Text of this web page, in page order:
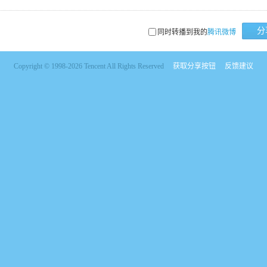
同时转播到我的腾讯微博 分
Copyright © 1998-2026 Tencent All Rights Reserved 获取分享按钮 反馈建议